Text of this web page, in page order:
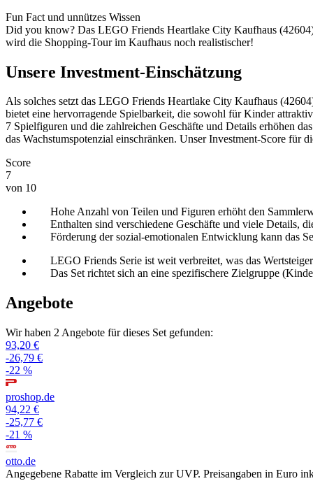
Fun Fact und unnützes Wissen
Did you know? Das LEGO Friends Heartlake City Kaufhaus
wird die Shopping-Tour im Kaufhaus noch realistischer!
Unsere Investment-Einschätzung
Als solches setzt das LEGO Friends Heartlake City Kaufhaus
bietet eine hervorragende Spielbarkeit, die sowohl für Kinder
7 Spielfiguren und die zahlreichen Geschäfte und Details erhöhen
das Wachstumspotenzial einschränken. Unser Investment-Score für
Score
7
von 10
Hohe Anzahl von Teilen und Figuren erhöht den
Enthalten sind verschiedene Geschäfte und viele Details,
Förderung der sozial-emotionalen Entwicklung kann das
LEGO Friends Serie ist weit verbreitet, was das
Das Set richtet sich an eine spezifischere Zielgruppe
Angebote
Wir haben 2 Angebote für dieses Set gefunden:
93,20 €
-26,79 €
-22 %
proshop.de
94,22 €
-25,77 €
-21 %
otto.de
Angegebene Rabatte im Vergleich zur UVP. Preisangaben in Euro